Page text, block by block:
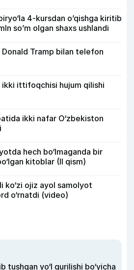
4-kursdan o’qishga kiritib
so’m olgan shaxs ushlandi
Tramp bilan telefon
ikki ittifoqchisi hujum qilishi
ikki nafar O‘zbekiston
hech bo‘lmaganda bir
kitoblar (II qism)
ko‘zi ojiz ayol samolyot
o‘rnatdi (video)
tushgan yo‘l qurilishi bo‘yicha